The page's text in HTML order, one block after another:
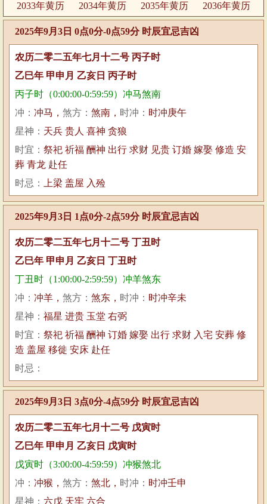
2033年黄历
2034年黄历 2035年黄历 2036年黄历
2025年9月3日 0点0分-0点59分 时辰宜忌吉凶
农历二零二五年七月十二号 丙子时
乙巳年 甲申月 乙亥日 丙子时
丙子时（0:00:00-0:59:59）冲马煞南
冲： 冲马， 煞方： 煞南， 时冲： 时冲庚午
星神： 天兵 贵人 喜神 贪狼
时宜： 祭祀 祈福 酬神 出行 求财 见贵 订婚 嫁娶 修造 安
葬 青龙 赴任
时忌：
上梁 盖屋 入殓
2025年9月3日 1点0分-2点59分 时辰宜忌吉凶
农历二零二五年七月十二号 丁丑时
乙巳年 甲申月 乙亥日 丁丑时
丁丑时（1:00:00-2:59:59）冲羊煞东
冲： 冲羊， 煞方： 煞东， 时冲： 时冲辛未
星神： 福星 进贵 玉堂 右弼
时宜： 祭祀 祈福 酬神 订婚 嫁娶 出行 求财 入宅 安葬 修
造 盖屋 移徙 安床 赴任
时忌：
2025年9月3日 3点0分-4点59分 时辰宜忌吉凶
农历二零二五年七月十二号 戊寅时
乙巳年 甲申月 乙亥日 戊寅时
戊寅时（3:00:00-4:59:59）冲猴煞北
冲： 冲猴， 煞方： 煞北， 时冲： 时冲壬申
星神： 六戊 天牢 六合